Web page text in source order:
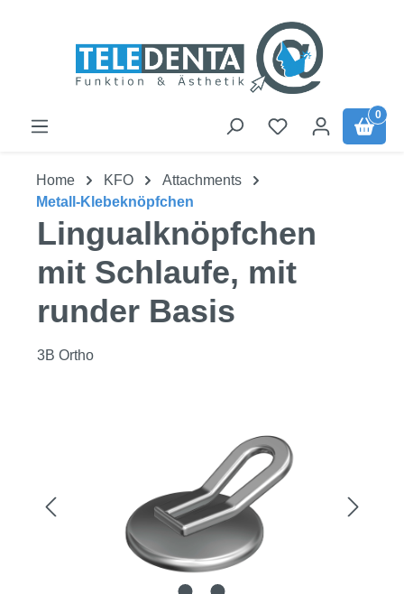
0
Home KFO
Attachments
Metall-Klebeknöpfchen
Lingualknöpfchen
mit Schlaufe, mit
runder Basis
3B Ortho